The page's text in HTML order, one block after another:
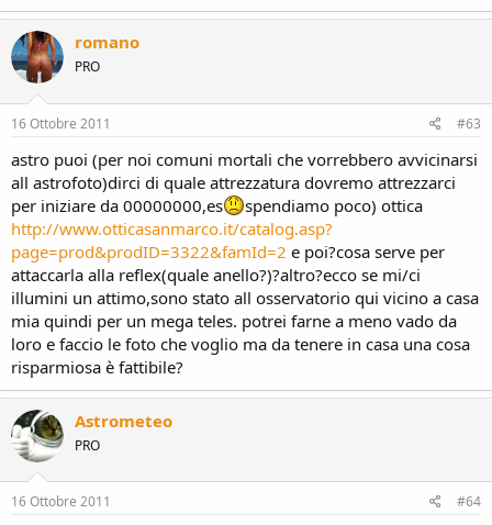
romano
PRO
16 Ottobre 2011 #63
astro puoi (per noi comuni mortali che vorrebbero avvicinarsi
all astrofoto)dirci di quale attrezzatura dovremo attrezzarci
per iniziare da 00000000,es
spendiamo poco) ottica
http://www.otticasanmarco.it/catalog.asp?
page=prod&prodID=3322&famId=2 e poi?cosa serve per
attaccarla alla reflex(quale anello?)?altro?ecco se mi/ci
illumini un attimo,sono stato all osservatorio qui vicino a casa
mia quindi per un mega teles. potrei farne a meno vado da
loro e faccio le foto che voglio ma da tenere in casa una cosa
risparmiosa è fattibile?
Astrometeo
PRO
16 Ottobre 2011 #64